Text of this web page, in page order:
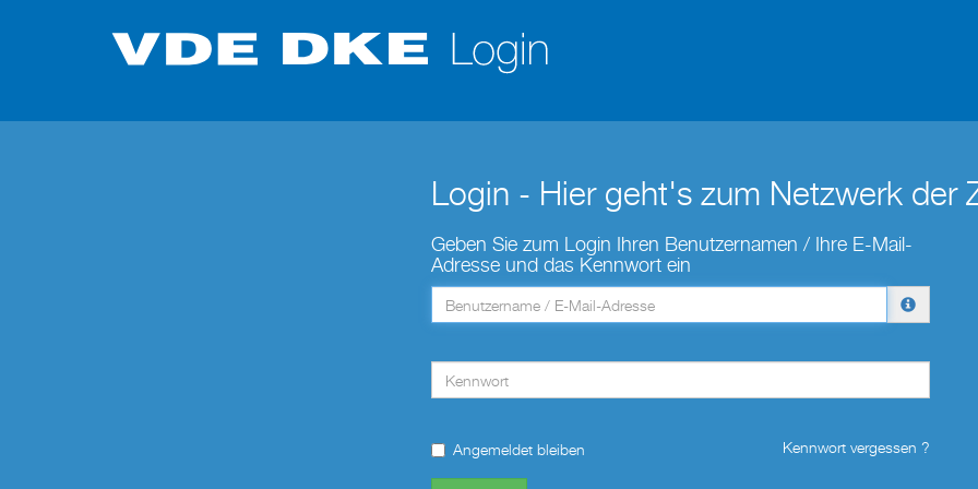
Login - Hier geht's zum Netzwerk der
Geben Sie zum Login Ihren Benutzernamen / Ihre E-Mail-
Adresse und das Kennwort ein
Mail
Mail
Angemeldet bleiben Kennwort vergessen ?